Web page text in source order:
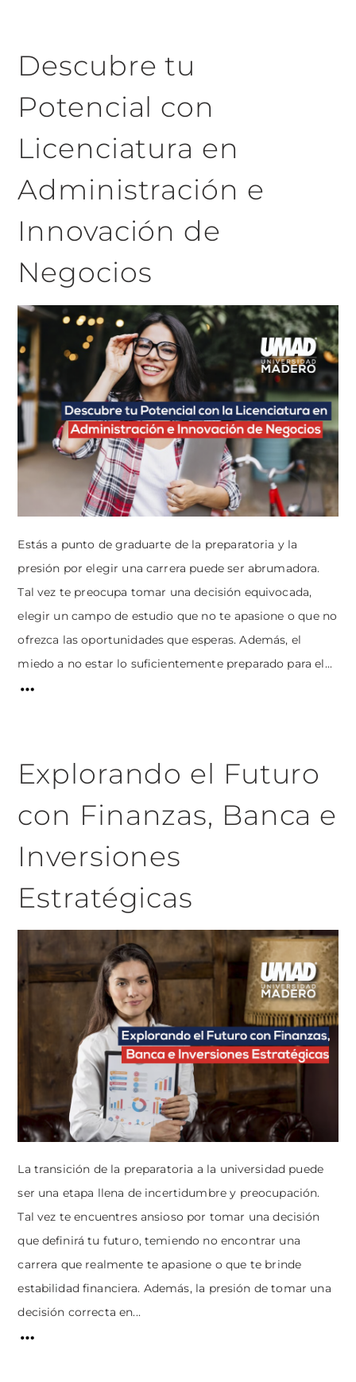
Descubre tu
Potencial con
Licenciatura en
Administración e
Innovación de
Negocios
Estás a punto de graduarte de la preparatoria y la
presión por elegir una carrera puede ser abrumadora.
Tal vez te preocupa tomar una decisión equivocada,
elegir un campo de estudio que no te apasione o que no
ofrezca las oportunidades que esperas. Además, el
miedo a no estar lo suficientemente preparado para el...
Explorando el Futuro
con Finanzas, Banca e
Inversiones
Estratégicas
La transición de la preparatoria a la universidad puede
ser una etapa llena de incertidumbre y preocupación.
Tal vez te encuentres ansioso por tomar una decisión
que definirá tu futuro, temiendo no encontrar una
carrera que realmente te apasione o que te brinde
estabilidad financiera. Además, la presión de tomar una
decisión correcta en...